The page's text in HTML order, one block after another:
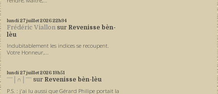
lundi 27juillet 202622h34
Frédéric Viallon sur Revenisse bèn-
lèu
Indubitablement les indices se recoupent.
Votre Honneur,...
lundi 27juillet 202613h51
ˉˉˉ│∩│ˉˉˉ sur Revenisse bèn-lèu
P.S. : j'ai lu aussi que Gérard Philipe portait la